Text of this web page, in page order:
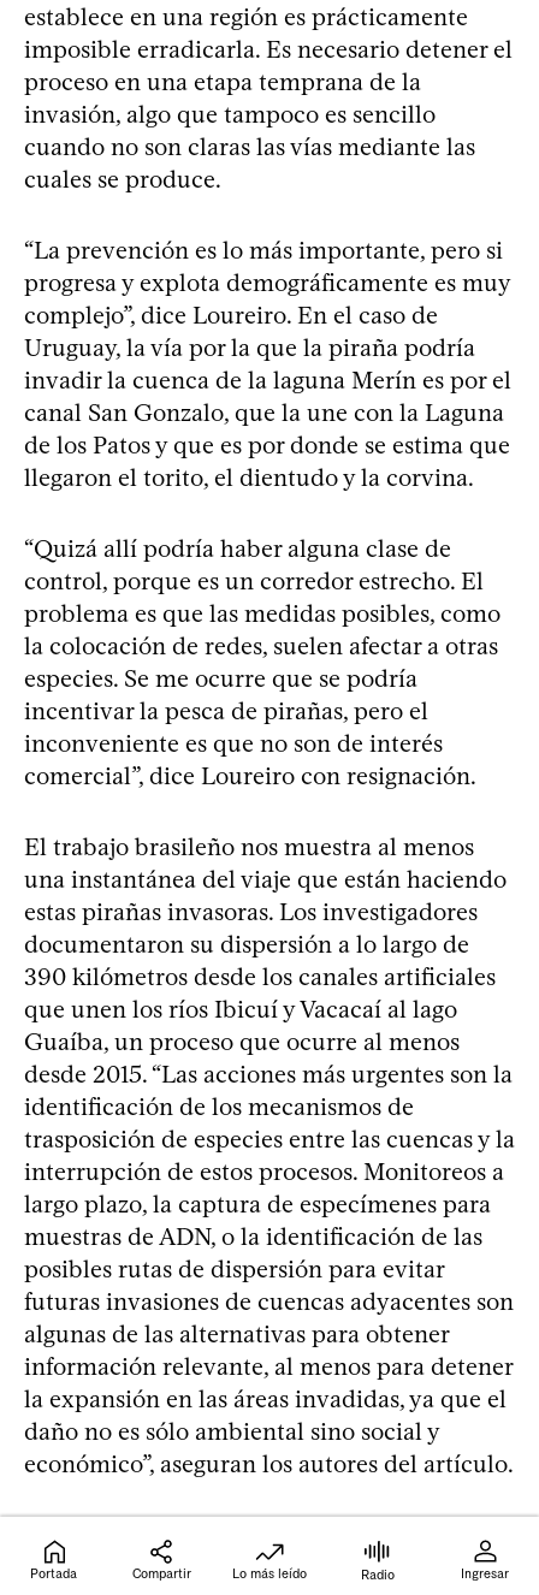
establece en una región es prácticamente
imposible erradicarla. Es necesario detener el
proceso en una etapa temprana de la
invasión, algo que tampoco es sencillo
cuando no son claras las vías mediante las
cuales se produce.
“La prevención es lo más importante, pero si
progresa y explota demográficamente es muy
complejo”, dice Loureiro. En el caso de
Uruguay, la vía por la que la piraña podría
invadir la cuenca de la laguna Merín es por el
canal San Gonzalo, que la une con la Laguna
de los Patos y que es por donde se estima que
llegaron el torito, el dientudo y la corvina.
“Quizá allí podría haber alguna clase de
control, porque es un corredor estrecho. El
problema es que las medidas posibles, como
la colocación de redes, suelen afectar a otras
especies. Se me ocurre que se podría
incentivar la pesca de pirañas, pero el
inconveniente es que no son de interés
comercial”, dice Loureiro con resignación.
El trabajo brasileño nos muestra al menos
una instantánea del viaje que están haciendo
estas pirañas invasoras. Los investigadores
documentaron su dispersión a lo largo de
390 kilómetros desde los canales artificiales
que unen los ríos Ibicuí y Vacacaí al lago
Guaíba, un proceso que ocurre al menos
desde 2015. “Las acciones más urgentes son la
identificación de los mecanismos de
trasposición de especies entre las cuencas y la
interrupción de estos procesos. Monitoreos a
largo plazo, la captura de especímenes para
muestras de ADN, o la identificación de las
posibles rutas de dispersión para evitar
futuras invasiones de cuencas adyacentes son
algunas de las alternativas para obtener
información relevante, al menos para detener
la expansión en las áreas invadidas, ya que el
daño no es sólo ambiental sino social y
económico”, aseguran los autores del artículo.
Cortar las vías de dispersión de las pirañas y
otras especies potencialmente perjudiciales
Portada Compartir Lo más leído Radio Ingresar